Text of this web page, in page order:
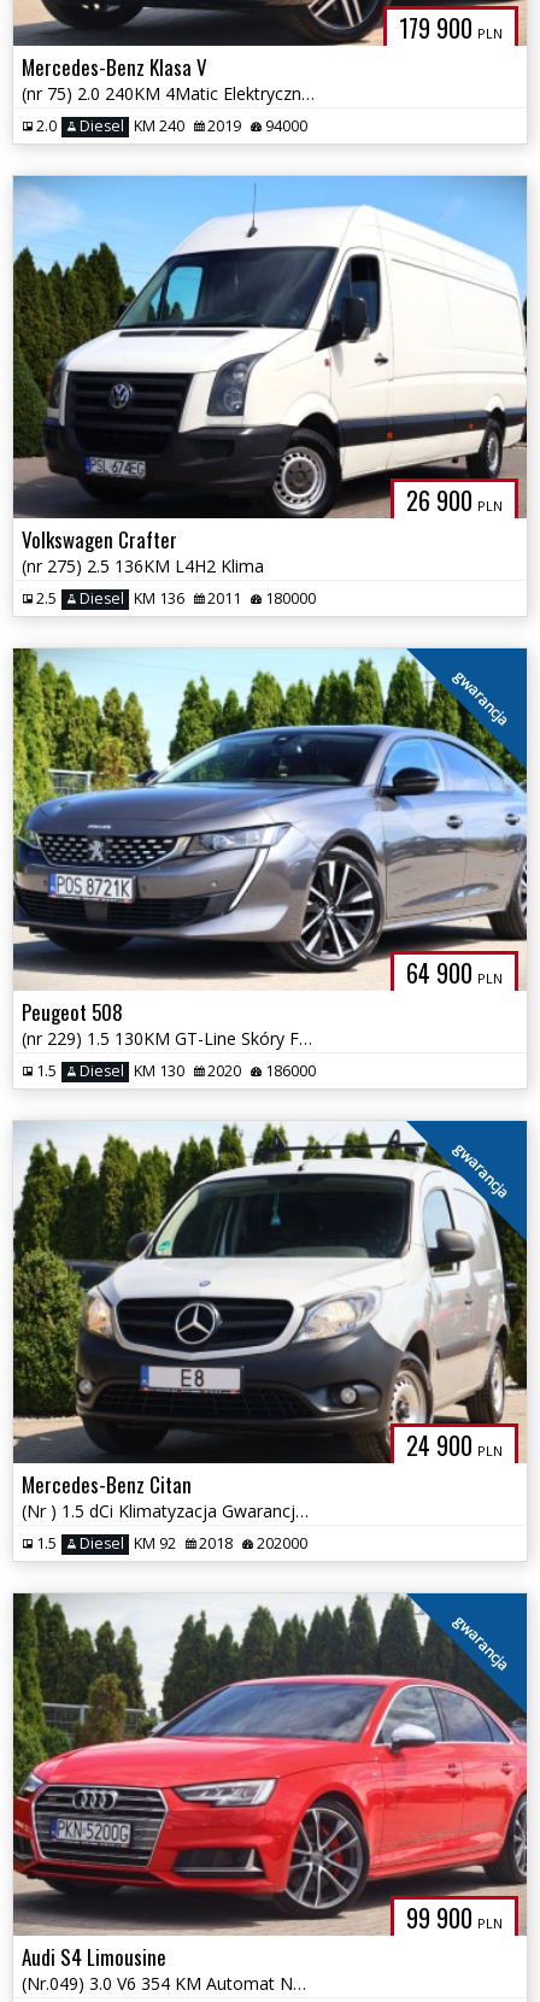
179 900 PLN
Mercedes-Benz Klasa V
(nr 75) 2.0 240KM 4Matic Elektryczne drzwi Kamera Tempomat Gwarancja!!
2.0 Diesel KM 240 2019 94000
26 900 PLN
Volkswagen Crafter
(nr 275) 2.5 136KM L4H2 Klima
2.5 Diesel KM 136 2011 180000
64 900 PLN
gwarancja
Peugeot 508
(nr 229) 1.5 130KM GT-Line Skóry Focal Kamera Tempomat Gwarancja!!!
1.5 Diesel KM 130 2020 186000
24 900 PLN
gwarancja
Mercedes-Benz Citan
(Nr ) 1.5 dCi Klimatyzacja Gwarancja!!!
1.5 Diesel KM 92 2018 202000
99 900 PLN
gwarancja
Audi S4 Limousine
(Nr.049) 3.0 V6 354 KM Automat Navi Kamera HUD Skóry Gwarancja!!!